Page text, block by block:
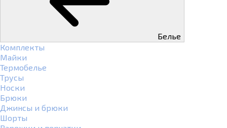
Белье
Комплекты
Майки
Термобелье
Трусы
Носки
Брюки
Джинсы и брюки
Шорты